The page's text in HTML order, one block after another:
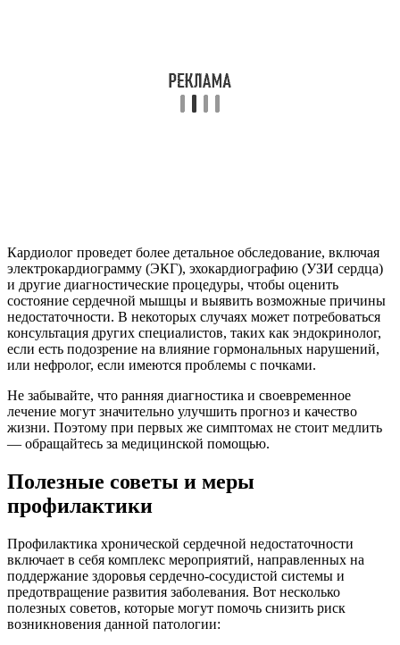
Кардиолог проведет более детальное обследование, включая
электрокардиограмму (ЭКГ), эхокардиографию (УЗИ сердца)
и другие диагностические процедуры, чтобы оценить
состояние сердечной мышцы и выявить возможные причины
недостаточности. В некоторых случаях может потребоваться
консультация других специалистов, таких как эндокринолог,
если есть подозрение на влияние гормональных нарушений,
или нефролог, если имеются проблемы с почками.
Не забывайте, что ранняя диагностика и своевременное
лечение могут значительно улучшить прогноз и качество
жизни. Поэтому при первых же симптомах не стоит медлить
— обращайтесь за медицинской помощью.
Полезные советы и меры
профилактики
Профилактика хронической сердечной недостаточности
включает в себя комплекс мероприятий, направленных на
поддержание здоровья сердечно-сосудистой системы и
предотвращение развития заболевания. Вот несколько
полезных советов, которые могут помочь снизить риск
возникновения данной патологии: